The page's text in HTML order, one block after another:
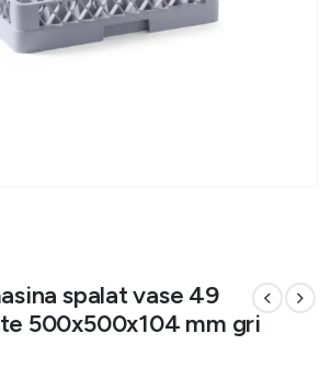
spalat vase 49
500x500x104 mm gri